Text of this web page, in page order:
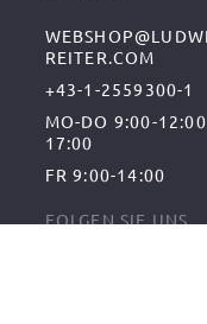
REITER.COM
+43-1-2559300-1
MO-DO 9:00-
17:00
FR 9:00-14:00
FOLGEN SIE UNS